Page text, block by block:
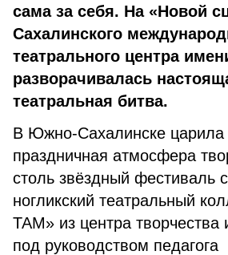
сама за себя. На «Новой
Сахалинского
театрального центра
разворачивалась
театральная битва.
В Южно-Сахалинске царила
праздничная атмосфера
столь звёздный фестиваль
ногликский театральный
ТАМ» из центра творчества
под руководством педагога